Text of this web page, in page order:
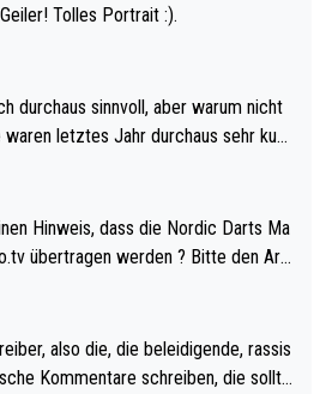
Tolles Portrait :).
durchaus sinnvoll, aber warum nicht
qualifi
Qualifikation des Weltmei
Dies war bei Archie Self letzt
als amtierender Weltmeister durch
kaum, dass Mitchel sich das (in Ve
übertragen werden ? Bitte den Arti
also die, die beleidigende, rassis
Kommentare schreiben, die sollte